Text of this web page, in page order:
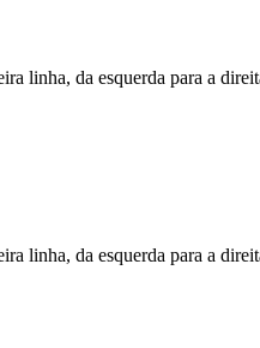
linha, da esquerda para a
linha, da esquerda para a